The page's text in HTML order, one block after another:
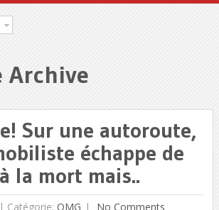
Archive
Sur une autoroute,
échappe de
la mort mais..
| Catégorie: OMG No Comments